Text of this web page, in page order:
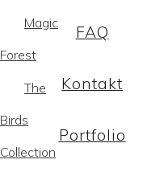
Magic
Forest
The
Birds
Collection
FAQ
Kontakt
Portfolio